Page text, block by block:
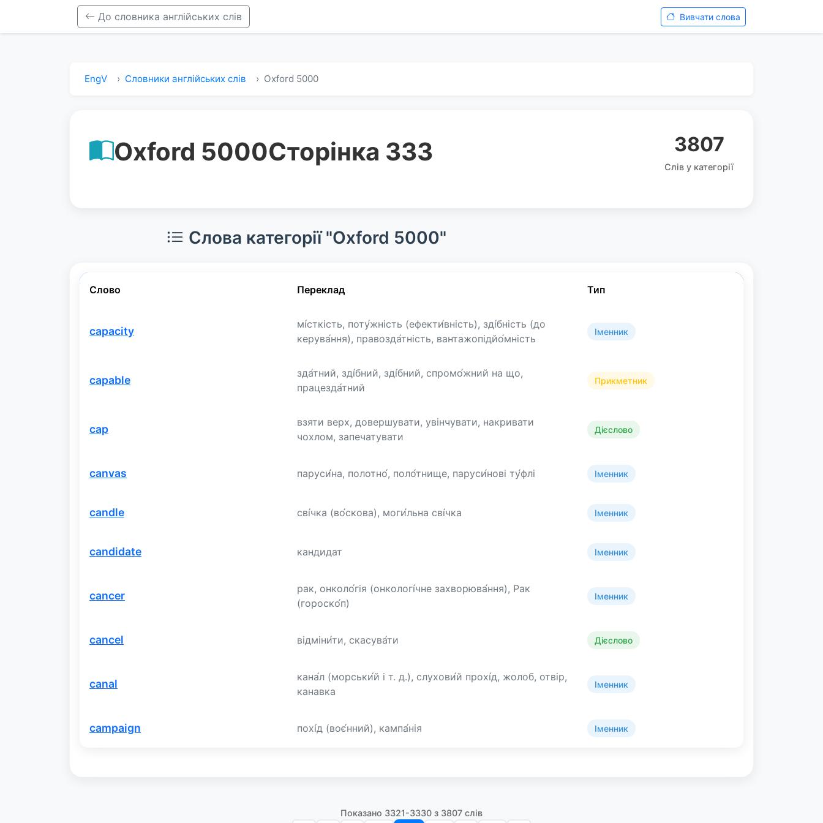
До словника англійських слів Вивчати слова
EngV Словники англійських слів Oxford 5000
Oxford 5000Сторінка 333 3807
Слів у категорії
Слова категорії "Oxford 5000"
Слово Переклад Тип
capacity
мі́сткість, поту́жність (ефекти́вність), зді́бність (до
керува́ння), правозда́тність, вантажопідйо́мність
Іменник
capable
зда́тний, зді́бний, зді́бний, спромо́жний на що,
працезда́тний
Прикметник
cap
взяти верх, довершувати, увінчувати, накривати
чохлом, запечатувати
Дієслово
canvas паруси́на, полотно́, поло́тнище, паруси́нові ту́флі Іменник
candle сві́чка (во́скова), моги́льна сві́чка Іменник
candidate кандидат Іменник
cancer
рак, онколо́гія (онкологі́чне захворюва́ння), Рак
(гороско́п)
Іменник
cancel відміни́ти, скасува́ти Дієслово
canal
кана́л (морськи́й і т. д.), слухови́й прохі́д, жолоб, отвір,
канавка
Іменник
campaign похі́д (воє́нний), кампа́нія Іменник
Показано 3321-3330 з 3807 слів